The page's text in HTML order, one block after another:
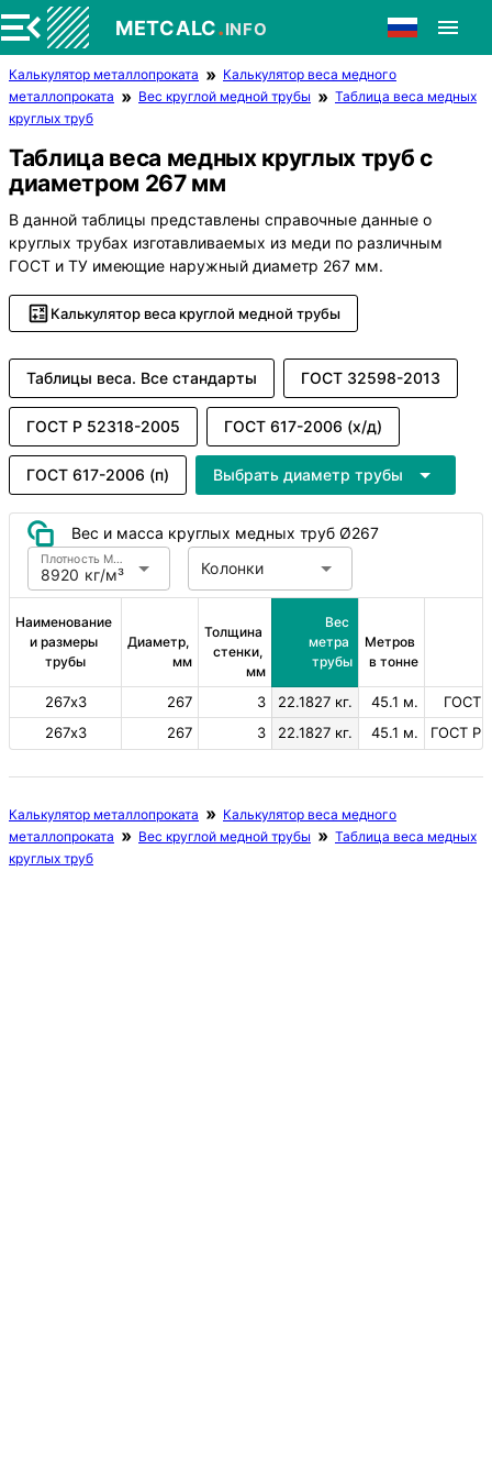
METCALC.INFO
Калькулятор металлопроката
Калькулятор веса медного
металлопроката
Вес круглой медной трубы
Таблица веса медных
круглых труб
Таблица веса медных круглых труб с
диаметром 267 мм
В данной таблицы представлены справочные данные о
круглых трубах изготавливаемых из меди по различным
ГОСТ и ТУ имеющие наружный диаметр 267 мм.
Калькулятор веса круглой медной трубы
Таблицы веса. Все стандарты ГОСТ 32598-2013
ГОСТ Р 52318-2005 ГОСТ 617-2006 (х/д)
ГОСТ 617-2006 (п) Выбрать диаметр трубы
Вес и масса круглых медных труб Ø267
8920 кг/м³
Плотность Медь Колонки
Наименование
и размеры
трубы
Диаметр,
мм
Толщина
стенки,
мм
Вес
метра
трубы
Метров
в тонне
267х3 267 3 22.1827 кг. 45.1 м.
ГОСТ
267х3
267 3 22.1827 кг. 45.1 м. ГОСТ Р
Калькулятор металлопроката
Калькулятор веса медного
металлопроката
Вес круглой медной трубы
Таблица веса медных
круглых труб